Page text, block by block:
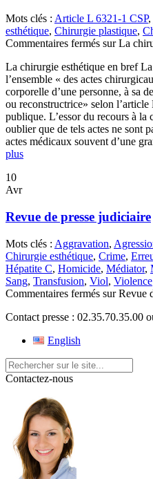
Mots clés : Article L 6321-1 CSP,
esthétique, Chirurgie plastique,
Commentaires fermés sur La
La chirurgie esthétique en bref
l’ensemble « des actes
corporelle d’une personne, à sa
ou reconstructrice» selon
publique. L’essor du recours à
oublier que de tels actes ne sont
actes médicaux souvent d’une
plus
10
Avr
Revue de presse judiciaire
Mots clés : Aggravation,
Chirurgie esthétique, Crime,
Hépatite C, Homicide, Médiator,
Sang, Transfusion, Viol, Violence
Commentaires fermés sur Revue
Contact presse : 02.35.70.35.00
English
Contactez-nous